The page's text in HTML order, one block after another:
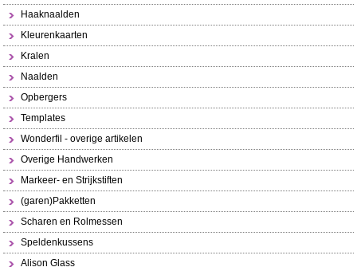
Haaknaalden
Kleurenkaarten
Kralen
Naalden
Opbergers
Templates
Wonderfil - overige artikelen
Overige Handwerken
Markeer- en Strijkstiften
(garen)Pakketten
Scharen en Rolmessen
Speldenkussens
Alison Glass